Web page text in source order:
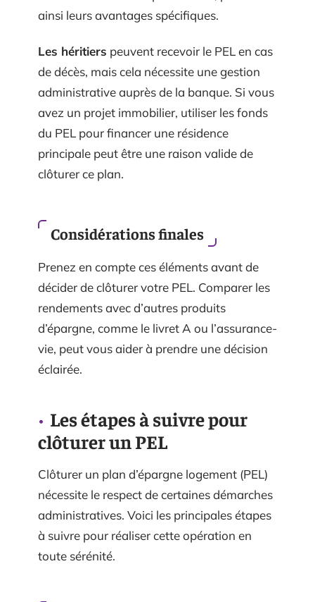
ainsi leurs avantages spécifiques.
Les héritiers peuvent recevoir le PEL en cas
de décès, mais cela nécessite une gestion
administrative auprès de la banque. Si vous
avez un projet immobilier, utiliser les fonds
du PEL pour financer une résidence
principale peut être une raison valide de
clôturer ce plan.
Considérations finales
Prenez en compte ces éléments avant de
décider de clôturer votre PEL. Comparer les
rendements avec d’autres produits
d’épargne, comme le livret A ou l’assurance-
vie, peut vous aider à prendre une décision
éclairée.
Les étapes à suivre pour
clôturer un PEL
Clôturer un plan d’épargne logement (PEL)
nécessite le respect de certaines démarches
administratives. Voici les principales étapes
à suivre pour réaliser cette opération en
toute sérénité.